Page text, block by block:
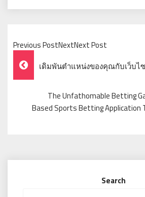
Previous PostNextNext Post
Post
Navigation
เดิมพันตำแหน่งของคุณกับเว็บไ
The Unfathomable Betting
Based Sports Betting Application
Search